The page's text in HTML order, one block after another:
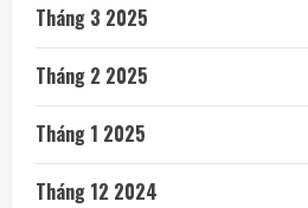
Tháng 3 2025
Tháng 2 2025
Tháng 1 2025
Tháng 12 2024